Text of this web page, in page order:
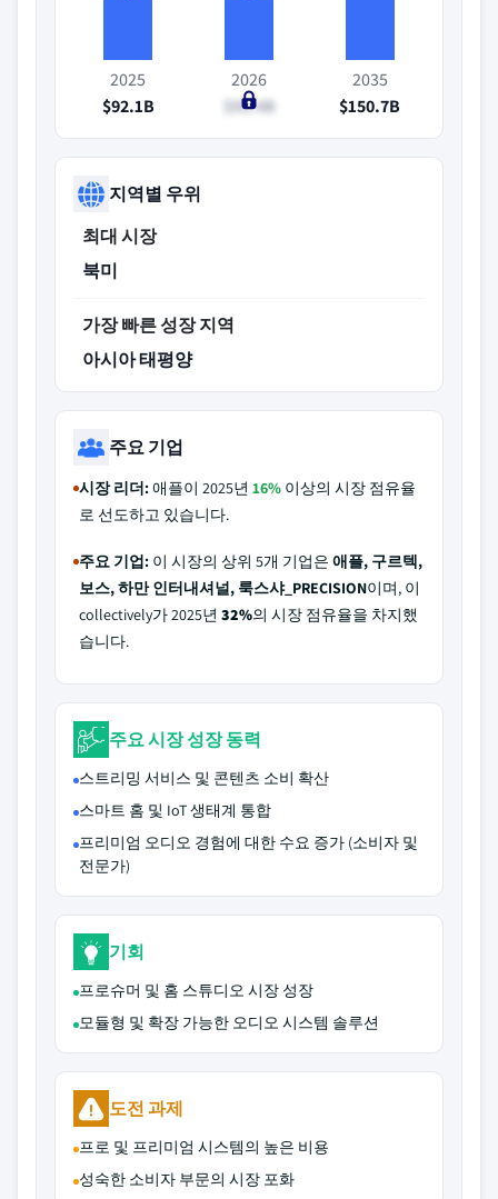
2025
$92.1B
2026
$95.4B
2035
$150.7B
지역별 우위
최대 시장
북미
가장 빠른 성장 지역
아시아 태평양
주요 기업
시장 리더:애플이 2025년 16% 이상의 시장 점유율
로 선도하고 있습니다.
주요 기업: 이 시장의 상위 5개 기업은 애플, 구르텍,
보스, 하만 인터내셔널, 룩스샤_PRECISION이며, 이
collectively가 2025년 32%의 시장 점유율을 차지했
습니다.
주요 시장 성장 동력
스트리밍 서비스 및 콘텐츠 소비 확산
스마트 홈 및 IoT 생태계 통합
프리미엄 오디오 경험에 대한 수요 증가 (소비자 및
전문가)
기회
프로슈머 및 홈 스튜디오 시장 성장
모듈형 및 확장 가능한 오디오 시스템 솔루션
도전 과제
프로 및 프리미엄 시스템의 높은 비용
성숙한 소비자 부문의 시장 포화